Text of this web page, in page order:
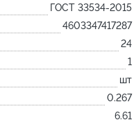
ГОСТ 33534-2015
4603347417287
24
1
шт
0.267
6.61